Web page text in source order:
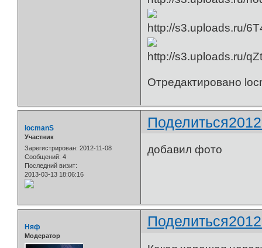
Отредактировано
Поделиться
locmanS
Участник
Зарегистрирован: 2012-11-08
Сообщений: 4
Последний визит:
2013-03-13 18:06:16
добавил фото
Поделиться
Няф
Модератор